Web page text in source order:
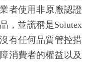
者使用非原廠認證
，並謊稱是Solutex
有任何品質管控措
消費者的權益以及